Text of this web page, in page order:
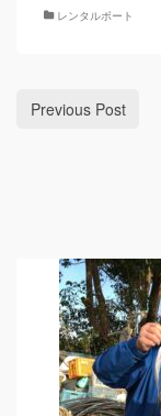
レンタルボート
Previous Post